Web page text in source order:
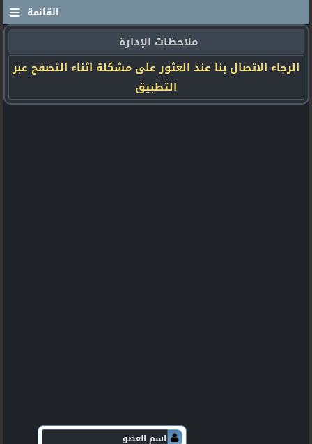
≡ القائمة
ملاحظات الإدارة
الرجاء الاتصال بنا عند العثور على مشكلة اثناء التصفح عبر
التطبيق